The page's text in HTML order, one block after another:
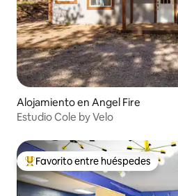
Alojamiento en Angel Fire
Estudio Cole by Velo
Favorito entre huéspedes preferido
Favorito entre huéspedes